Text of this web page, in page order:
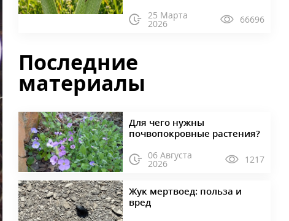
25 Марта
2026 66696
Последние
материалы
Для чего нужны
почвопокровные растения?
06 Августа
2026 1217
Жук мертвоед: польза и
вред